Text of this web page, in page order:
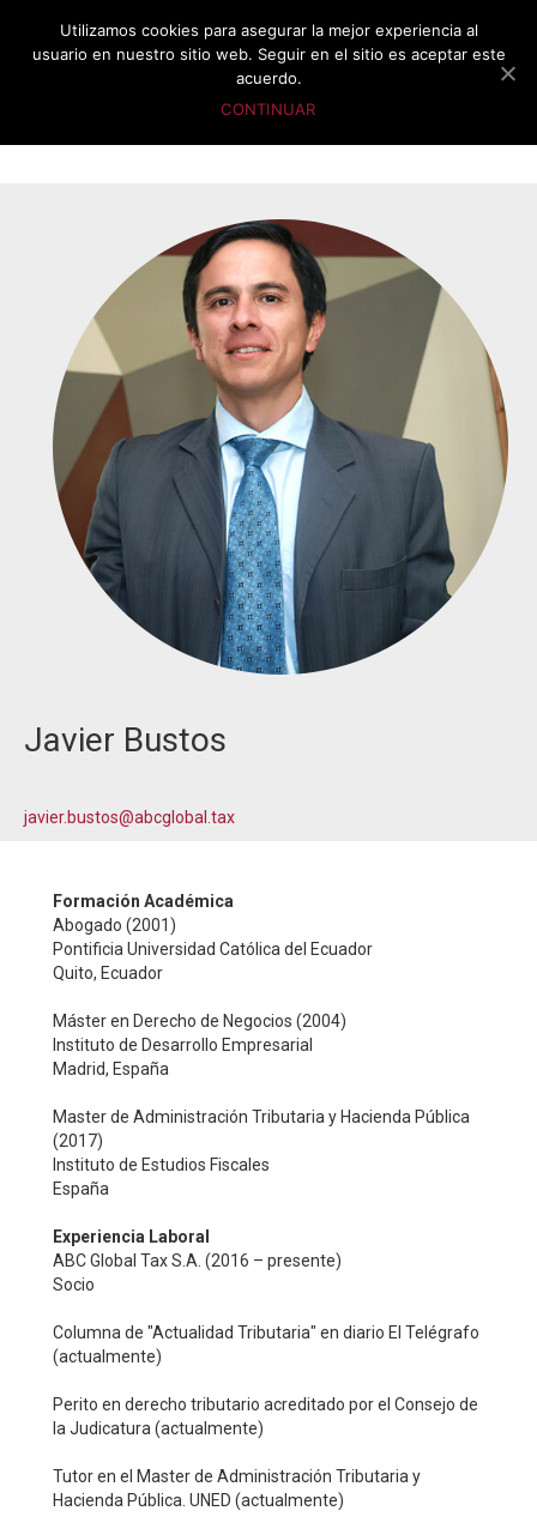
Javier Bustos
javier.bustos@abcglobal.tax
Formación Académica
Abogado (2001)
Pontificia Universidad Católica del Ecuador
Quito, Ecuador
Máster en Derecho de Negocios (2004)
Instituto de Desarrollo Empresarial
Madrid, España
Master de Administración Tributaria y Hacienda Pública
(2017)
Instituto de Estudios Fiscales
España
Experiencia Laboral
ABC Global Tax S.A. (2016 – presente)
Socio
Columna de "Actualidad Tributaria" en diario El Telégrafo
(actualmente)
Perito en derecho tributario acreditado por el Consejo de
la Judicatura (actualmente)
Tutor en el Master de Administración Tributaria y
Hacienda Pública. UNED (actualmente)
Utilizamos cookies para asegurar la mejor experiencia al
usuario en nuestro sitio web. Seguir en el sitio es aceptar este
acuerdo.
CONTINUAR